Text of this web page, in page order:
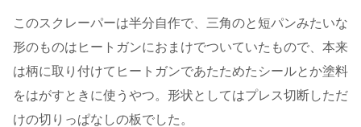
このスクレーパーは半分自作で、三角のと短パンみたいな
形のものはヒートガンにおまけでついていたもので、本来
は柄に取り付けてヒートガンであたためたシールとか塗料
をはがすときに使うやつ。形状としてはプレス切断しただ
けの切りっぱなしの板でした。